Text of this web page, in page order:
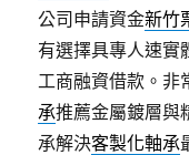
公司申請資金新竹
有選擇具專人速實
工商融資借款。非
承推薦金屬鍍層與
承解決客製化軸承